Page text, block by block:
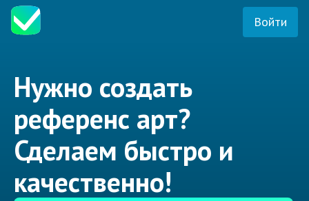
Войти
Нужно создать
референс арт?
Сделаем быстро и
качественно!